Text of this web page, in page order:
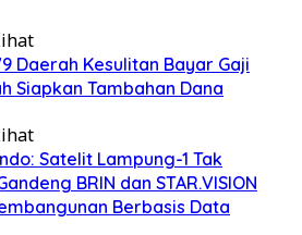
Daerah Kesulitan Bayar Gaji
Siapkan Tambahan Dana
Satelit Lampung-1 Tak
BRIN dan STAR.VISION
Berbasis Data